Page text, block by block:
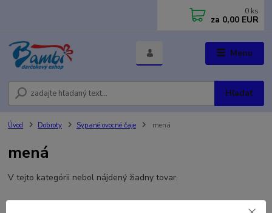
Menu
Hľadať
0 ks
za 0,00 EUR
Úvod Dobroty Sypané ovocné čaje mená
mená
V tejto kategórii nebol nájdený žiadny tovar.